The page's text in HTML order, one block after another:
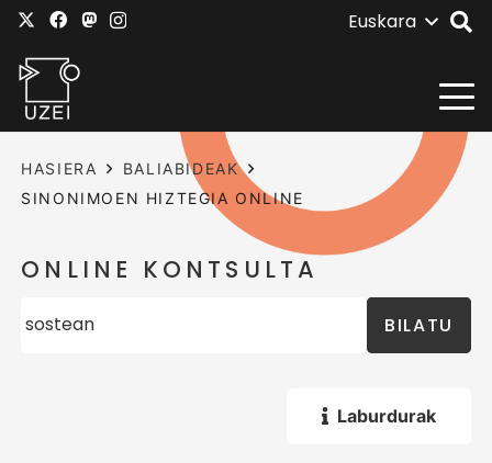
Euskara
HASIERA
BALIABIDEAK
SINONIMOEN HIZTEGIA ONLINE
ONLINE KONTSULTA
BILATU
Laburdurak